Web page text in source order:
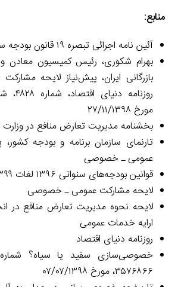
منابع:
آئین نامه‌ اجرائی تبصره ۱۹ قانون بودجه سال ۱۳۹۹ کل کشور
بهرام شکوری، رئیس کمیسیون معادن
بازرگانی ایران، پیش‌نیاز لایحه
مورخ ۲۷/۱۱/۱۳۹۸
بخشنامه مدیریت تعارض منافع در
تارنمای سازمان برنامه و بودجه
عمومی ـ خصوصی
قوانین بودجه‌های سنواتی ۱۳۹۶ لغات ۱۳۹۹
لایحه مشارکت عمومی ـ خصوصی
لایحه نحوه مدیریت تعارض منافع در
ارایه خدمات عمومی
روزنامه دنیای اقتصاد
۳۵۷۶۸۶۶، مورخ ۰۷/۰۷/۱۳۹۸